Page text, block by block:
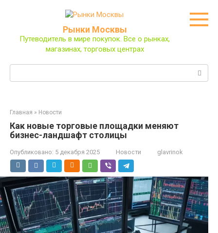
Рынки Москвы
Путеводитель в мире покупок. Все о рынках,
магазинах, торговых центрах
Главная » Новости
Как новые торговые площадки меняют
бизнес-ландшафт столицы
Опубликовано: 5 декабря 2025 Новости glavrinok